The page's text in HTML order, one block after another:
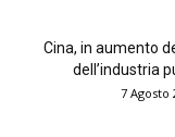
Cina, in aumento
dell’industria
7 Agosto